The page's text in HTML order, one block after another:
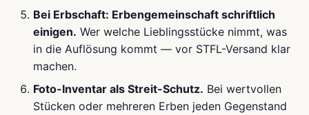
Bei Erbschaft: Erbengemeinschaft schriftlich
einigen. Wer welche Lieblingsstücke nimmt, was
in die Auflösung kommt — vor STFL-Versand klar
machen.
Foto-Inventar als Streit-Schutz. Bei wertvollen
Stücken oder mehreren Erben jeden Gegenstand